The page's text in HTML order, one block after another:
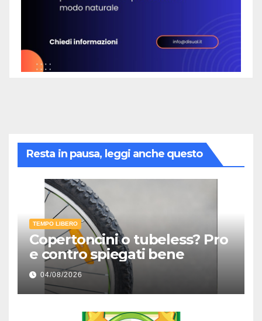
Resta in pausa, leggi anche questo
TEMPO LIBERO
Copertoncini o tubeless? Pro
e contro spiegati bene
04/08/2026